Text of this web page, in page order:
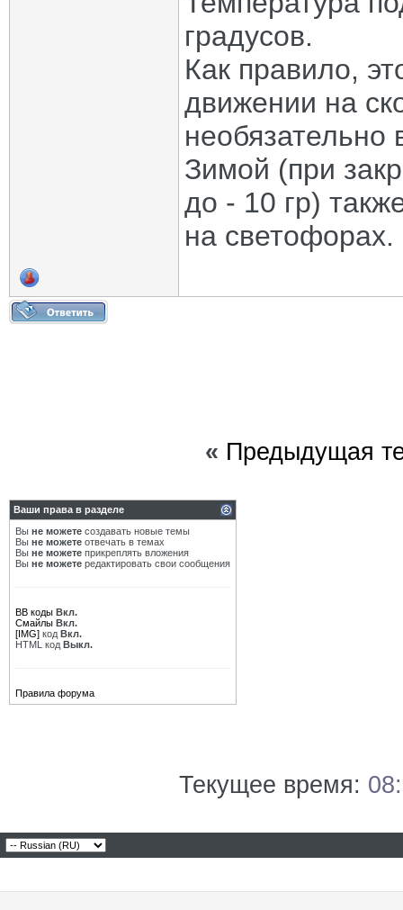
градусов.
Как правило,
движении на
необязательно
Зимой (при
до - 10 гр)
на светофорах.
« Предыдущая
Ваши права в разделе
Вы не можете создавать новые темы
Вы не можете отвечать в темах
Вы не можете прикреплять вложения
Вы не можете редактировать свои сообщения
BB коды Вкл.
Смайлы Вкл.
[IMG] код Вкл.
HTML код Выкл.
Правила форума
Текущее время: